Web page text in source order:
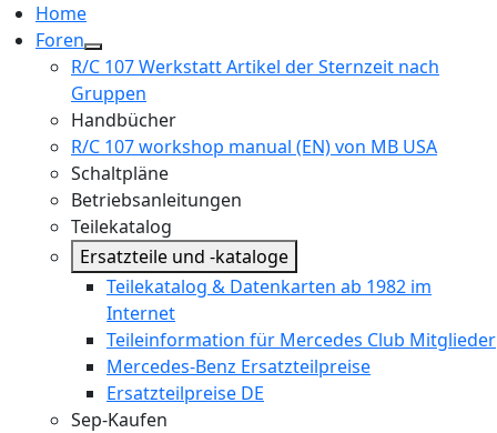
Home
Foren
R/C 107 Werkstatt Artikel der Sternzeit nach
Gruppen
Handbücher
R/C 107 workshop manual (EN) von MB USA
Schaltpläne
Betriebsanleitungen
Teilekatalog
Ersatzteile und -kataloge
Teilekatalog & Datenkarten ab 1982 im
Internet
Teileinformation für Mercedes Club Mitglieder
Mercedes-Benz Ersatzteilpreise
Ersatzteilpreise DE
Sep-Kaufen